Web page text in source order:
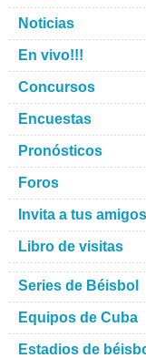
Noticias
En vivo!!!
Concursos
Encuestas
Pronósticos
Foros
Invita a tus amigos
Libro de visitas
Series de Béisbol
Equipos de Cuba
Estadios de